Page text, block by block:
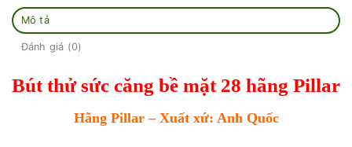
Mô tả
Đánh giá (0)
Bút thử sức căng bề mặt 28 hãng Pillar
Hãng Pillar – Xuất xứ: Anh Quốc